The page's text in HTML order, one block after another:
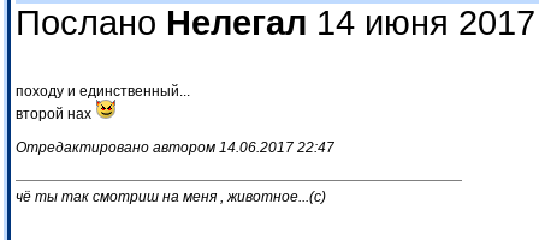
Послано Нелегал 14 июня
походу и единственный...
второй нах
Отредактировано автором 14.06.2017 22:47
чё ты так смотриш на меня , животное...(с)